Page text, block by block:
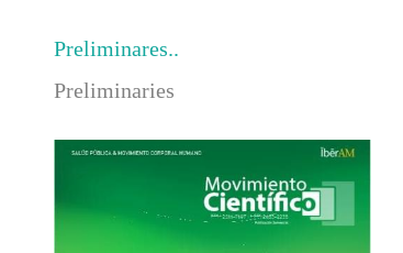
Preliminares..
Preliminaries
Barra lateral del artículo